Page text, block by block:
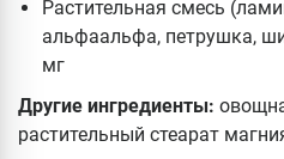
Растительная смесь
альфаальфа, петрушка,
мг
Другие ингредиенты:
растительный стеарат